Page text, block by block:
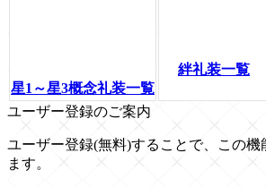
星1～星3概念礼装一覧
絆礼装一覧
ユーザー登録のご案内
ユーザー登録(無料)することで、この機
ます。